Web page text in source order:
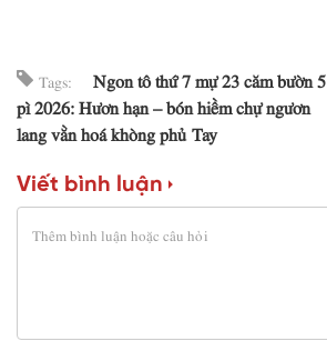
Tags:
Ngon tô thứ 7 mự 23 căm bườn 5
pì 2026: Hươn hạn – bón hiềm chự ngươn
lang vằn hoá khòng phủ Tay
Viết bình luận